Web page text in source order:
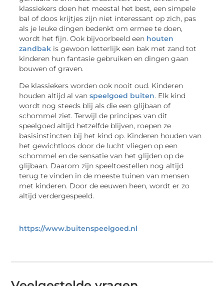
klassiekers doen het meestal het best, een simpele
bal of doos krijtjes zijn niet interessant op zich, pas
als je leuke dingen bedenkt om ermee te doen,
wordt het fijn. Ook bijvoorbeeld een houten
zandbak is gewoon letterlijk een bak met zand tot
kinderen hun fantasie gebruiken en dingen gaan
bouwen of graven.
De klassiekers worden ook nooit oud. Kinderen
houden altijd al vanspeelgoed buiten. Elk kind
wordt nog steeds blij als die een glijbaan of
schommel ziet. Terwijl de principes van dit
speelgoed altijd hetzelfde blijven, roepen ze
basisinstincten bij het kind op. Kinderen houden van
het gewichtloos door de lucht vliegen op een
schommel en de sensatie van het glijden op de
glijbaan. Daarom zijn speeltoestellen nog altijd
terug te vinden in de meeste tuinen van mensen
met kinderen. Door de eeuwen heen, wordt er zo
altijd verdergespeeld.
https://www.buitenspeelgoed.nl